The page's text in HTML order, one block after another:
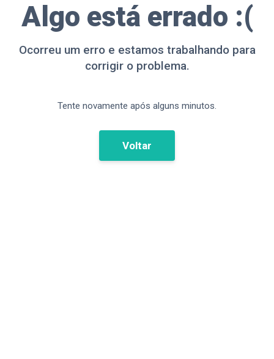
Algo está errado :(
Ocorreu um erro e estamos trabalhando para
corrigir o problema.
Tente novamente após alguns minutos.
Voltar